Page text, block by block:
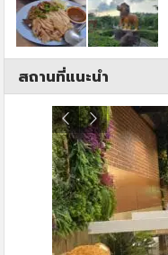
สถานที่แนะนำ